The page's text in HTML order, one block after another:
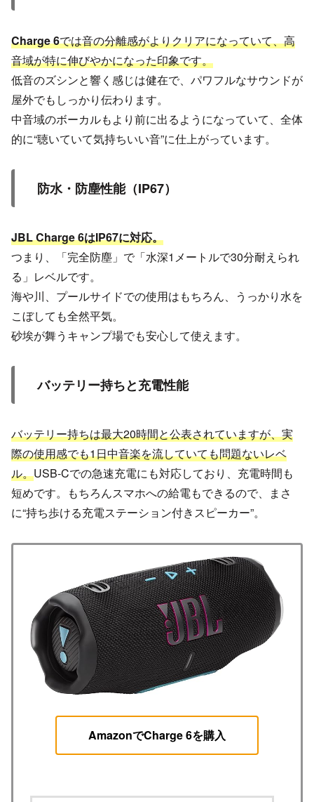
Charge 6では音の分離感がよりクリアになっていて、高
音域が特に伸びやかになった印象です。
低音のズシンと響く感じは健在で、パワフルなサウンドが
屋外でもしっかり伝わります。
中音域のボーカルもより前に出るようになっていて、全体
的に“聴いていて気持ちいい音”に仕上がっています。
防水・防塵性能（IP67）
JBL Charge 6はIP67に対応。
つまり、「完全防塵」で「水深1メートルで30分耐えられ
る」レベルです。
海や川、プールサイドでの使用はもちろん、うっかり水を
こぼしても全然平気。
砂埃が舞うキャンプ場でも安心して使えます。
バッテリー持ちと充電性能
バッテリー持ちは最大20時間と公表されていますが、実
際の使用感でも1日中音楽を流していても問題ないレベ
ル。USB-Cでの急速充電にも対応しており、充電時間も
短めです。もちろんスマホへの給電もできるので、まさ
に“持ち歩ける充電ステーション付きスピーカー”。
AmazonでCharge 6を購入